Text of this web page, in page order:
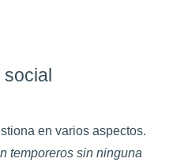
social
en varios aspectos.
temporeros sin ninguna